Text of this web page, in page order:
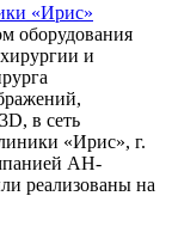
«Ирис»
оборудования
и
в сеть
«Ирис», г.
АН-
реализованы на